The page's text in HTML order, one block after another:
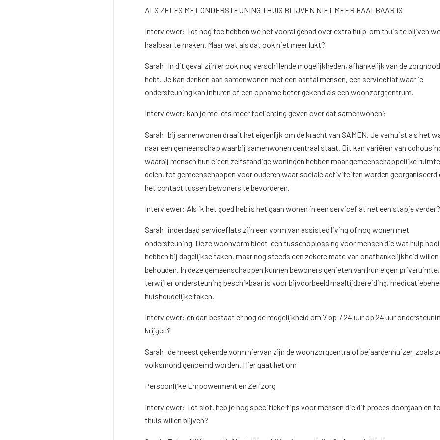
ALS ZELFS MET ONDERSTEUNING THUIS BLIJVEN NIET MEER HAALBAAR IS
Interviewer: Tot nog toe hebben we het vooral gehad over extra hulp om thuis te blijven
haalbaar te maken. Maar wat als dat ook niet meer lukt?
Sarah: In dit geval zijn er ook nog verschillende mogelijkheden, afhankelijk van de
hebt. Je kan denken aan samenwonen met een aantal mensen, een serviceflat waar je
ondersteuning kan inhuren of een opname beter gekend als een woonzorgcentrum.
Interviewer: kan je me iets meer toelichting geven over dat samenwonen?
Sarah: bij samenwonen draait het eigenlijk om de kracht van SAMEN. Je verhuist als het
naar een gemeenschap waarbij samenwonen centraal staat. Dit kan variëren van
waarbij mensen hun eigen zelfstandige woningen hebben maar gemeenschappelijke
delen, tot gemeenschappen voor ouderen waar sociale activiteiten worden georganiseerd
het contact tussen bewoners te bevorderen.
Interviewer: Als ik het goed heb is het gaan wonen in een serviceflat net een stapje verder?
Sarah: inderdaad serviceflats zijn een vorm van assisted living of nog wonen met
ondersteuning. Deze woonvorm biedt een tussenoplossing voor mensen die wat hulp
hebben bij dagelijkse taken, maar nog steeds een zekere mate van onafhankelijkheid willen
behouden. In deze gemeenschappen kunnen bewoners genieten van hun eigen privéruimte,
terwijl er ondersteuning beschikbaar is voor bijvoorbeeld maaltijdbereiding,
huishoudelijke taken.
Interviewer: en dan bestaat er nog de mogelijkheid om 7 op 7 24 uur op 24 uur
krijgen?
Sarah: de meest gekende vorm hiervan zijn de woonzorgcentra of bejaardenhuizen zoals
volksmond genoemd worden. Hier gaat het om
Persoonlijke Empowerment en Zelfzorg
Interviewer: Tot slot, heb je nog specifieke tips voor mensen die dit proces doorgaan en
thuis willen blijven?